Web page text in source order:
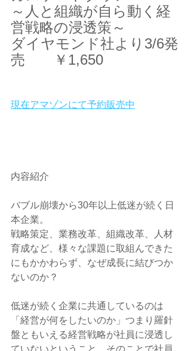
～人と組織が自ら動く経
営戦略の浸透策～
ダイヤモンド社より3/6発
売　　￥1,650
現在アマゾンにて予約販売中
内容紹介
バブル崩壊から30年以上低迷が続く日
本企業。
戦略策定、業務改革、組織改革、人材
育成など、様々な課題に取組んできた
にもかかわらず、なぜ成長に結びつか
ないのか？
低迷が続く企業に共通しているのは
「経営が何をしたいのか」つまり羅針
盤ともいえる経営戦略が社員に浸透し
ていないということ。そのことで社員